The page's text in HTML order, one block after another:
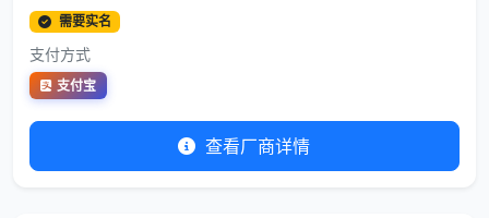
需要实名
支付方式
支付宝
查看厂商详情